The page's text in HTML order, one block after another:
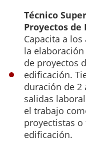
Técnico
Proyectos de
Capacita a
la
de proyectos
edificación.
duración de 2
salidas
el trabajo
proyectistas
edificación.